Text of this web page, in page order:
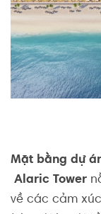
Mặt bằng dự
Alaric Tower
về các cảm